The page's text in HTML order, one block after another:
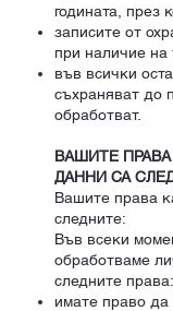
годината, през
записите от
при наличие на
във всички
съхраняват до
обработват.
ВАШИТЕ
ДАННИ СА
Вашите права
следните:
Във всеки
обработваме
следните права:
имате право да